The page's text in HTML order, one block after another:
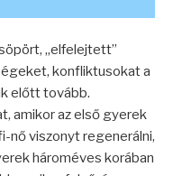
„elfelejtett”
konfliktusokat a
előtt tovább.
amikor az első gyerek
nő viszonyt regenerálni,
hároméves korában